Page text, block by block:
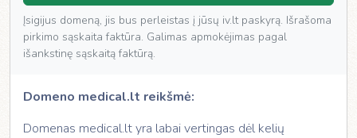
Įsigijus domeną, jis bus perleistas į jūsų iv.lt paskyrą. Išrašoma
pirkimo sąskaita faktūra. Galimas apmokėjimas pagal
išankstinę sąskaitą faktūrą.
Domeno medical.lt reikšmė:
Domenas medical.lt yra labai vertingas dėl kelių